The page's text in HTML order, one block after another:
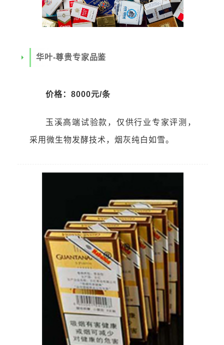
华叶-尊贵专家品鉴
价格：8000元/条
玉溪高端试验款，仅供行业专家评测，
采用微生物发酵技术，烟灰纯白如雪。